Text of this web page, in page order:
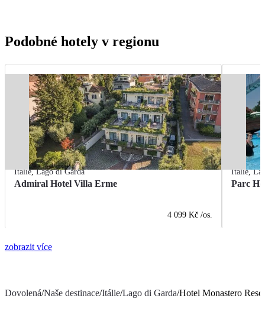
Podobné hotely v regionu
Itálie,Lago di Garda
Admiral Hotel Villa Erme
4 099 Kč /os.
Itálie,
Parc
zobrazit více
Dovolená/Naše destinace/Itálie/Lago di Garda/Hotel Monastero